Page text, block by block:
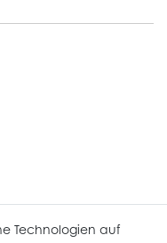
Technologien auf